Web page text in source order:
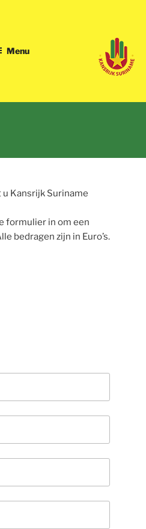
Menu
Kansrijk Suriname
formulier in om een
bedragen zijn in Euro’s.